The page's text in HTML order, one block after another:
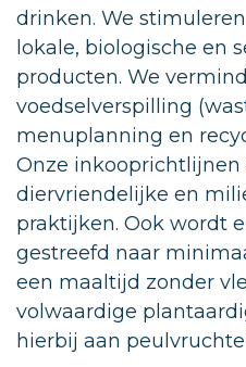
drinken. We
lokale, biologische en
producten. We
voedselverspilling
menuplanning en
Onze inkooprichtlijnen
diervriendelijke en
praktijken. Ook wordt
gestreefd naar
een maaltijd zonder
volwaardige
hierbij aan